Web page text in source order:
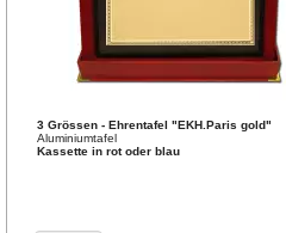
3 Grössen - Ehrentafel "EKH.Paris gold"
Aluminiumtafel
Kassette in rot oder blau